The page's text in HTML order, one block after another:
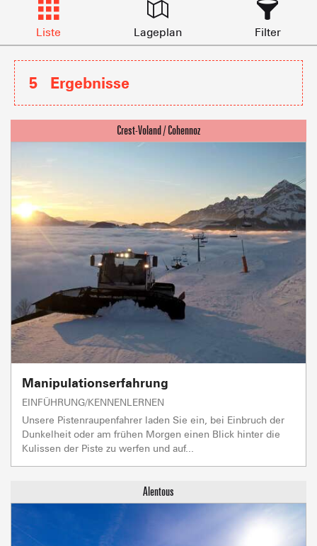
Liste Lageplan Filter
5 Ergebnisse
Manipulationserfahrung
EINFÜHRUNG/KENNENLERNEN
Unsere Pistenraupenfahrer laden Sie ein, bei Einbruch der
Dunkelheit oder am frühen Morgen einen Blick hinter die
Kulissen der Piste zu werfen und auf...